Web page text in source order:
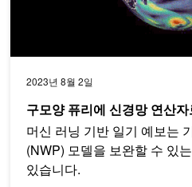
2023년 8월 2일
구모양 퓨리에 신경망 연산
머신 러닝 기반 일기 예보는
(NWP) 모델을 보완할 수 있
있습니다.